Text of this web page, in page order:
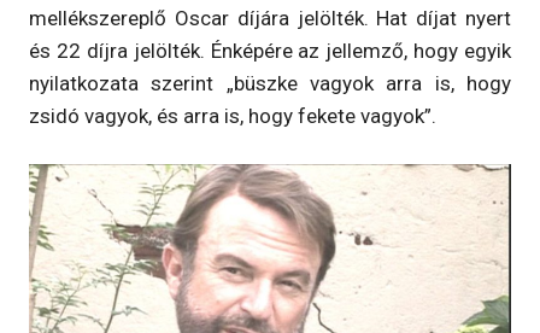
mellékszereplő Oscar díjára jelölték. Hat díjat nyert
és 22 díjra jelölték. Énképére az jellemző, hogy egyik
nyilatkozata szerint „büszke vagyok arra is, hogy
zsidó vagyok, és arra is, hogy fekete vagyok”.